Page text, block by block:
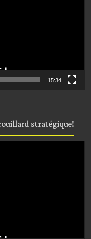
15:34
stratégique!